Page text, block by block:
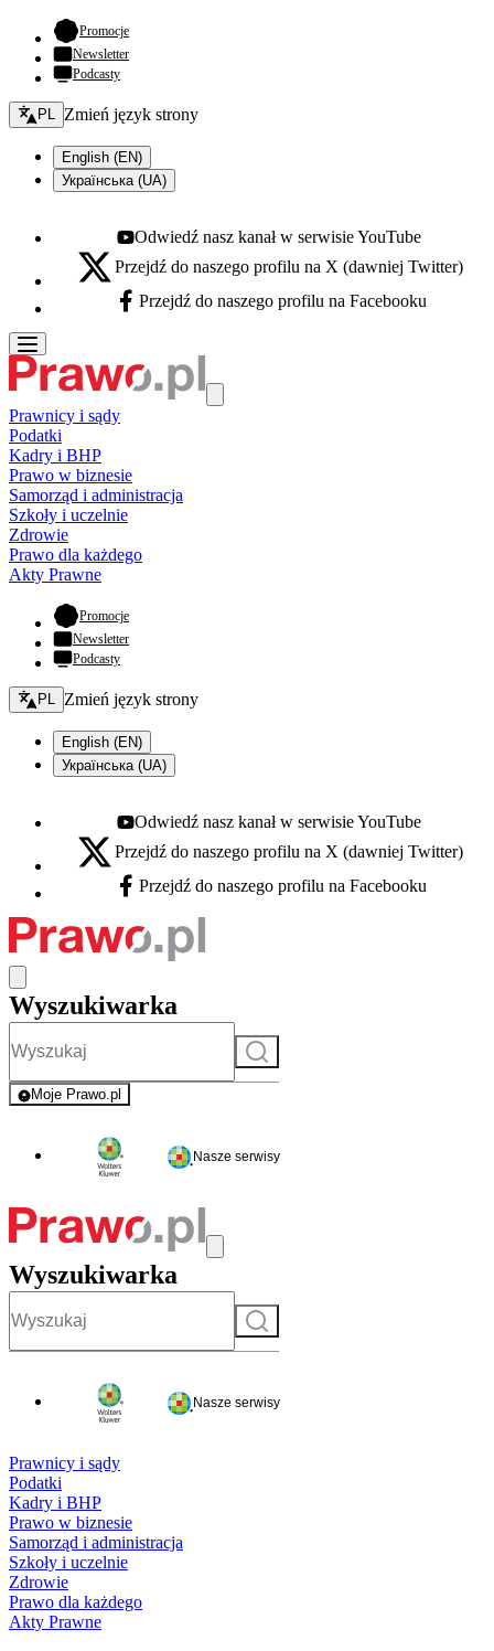
Promocje- otwiera się w nowej karcie
Newsletter
Podcasty
Zmień język - bieżący:
PL Zmień język strony
English (EN)
Українська (UA)
Youtube - otwiera się w nowej karcie
Odwiedź nasz kanał w serwisie YouTube
X - otwiera się w nowej karcie
Przejdź do naszego profilu na X (dawniej Twitter)
Facebook - otwiera się w nowej karcie
Przejdź do naszego profilu na Facebooku
Prawnicy i sądy
Podatki
Kadry i BHP
Prawo w biznesie
Samorząd i administracja
Szkoły i uczelnie
Zdrowie
Prawo dla każdego
Akty Prawne
Promocje- otwiera się w nowej karcie
Newsletter
Podcasty
Zmień język - bieżący:
PL Zmień język strony
English (EN)
Українська (UA)
Youtube - otwiera się w nowej karcie
Odwiedź nasz kanał w serwisie YouTube
X - otwiera się w nowej karcie
Przejdź do naszego profilu na X (dawniej Twitter)
Facebook - otwiera się w nowej karcie
Przejdź do naszego profilu na Facebooku
Wyszukiwarka
Szukaj
Moje Prawo.pl
- rejestracja i logowanie do serwisu
Nasze serwisy
Wyszukiwarka
Szukaj
Nasze serwisy
Prawnicy i sądy
Podatki
Kadry i BHP
Prawo w biznesie
Samorząd i administracja
Szkoły i uczelnie
Zdrowie
Prawo dla każdego
Akty Prawne